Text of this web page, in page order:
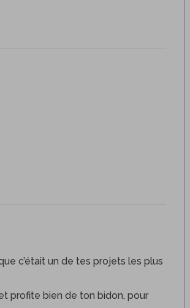
c’était un de tes projets les plus
profite bien de ton bidon, pour